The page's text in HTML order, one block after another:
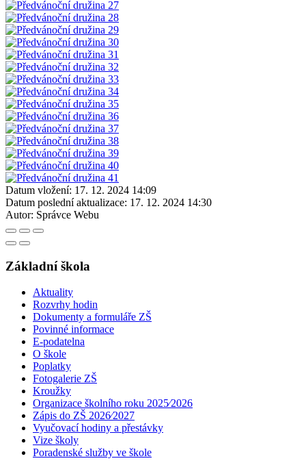
Datum vložení: 17. 12. 2024 14:09
Datum poslední aktualizace: 17. 12. 2024 14:30
Autor: Správce Webu
Základní škola
Aktuality
Rozvrhy hodin
Dokumenty a formuláře ZŠ
Povinné informace
E-podatelna
O škole
Poplatky
Fotogalerie ZŠ
Kroužky
Organizace školního roku 2025⁄2026
Zápis do ZŠ 2026⁄2027
Vyučovací hodiny a přestávky
Vize školy
Poradenské služby ve škole